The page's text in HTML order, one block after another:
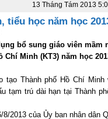
13 Tháng Tám 2013
tiểu học năm học
bổ sung giáo viên mầm
Minh (KT3) năm học
tạo Thành phố Hồ Chí Minh
tạm trú dài hạn tại Thành
2013 của Ủy ban nhân dân